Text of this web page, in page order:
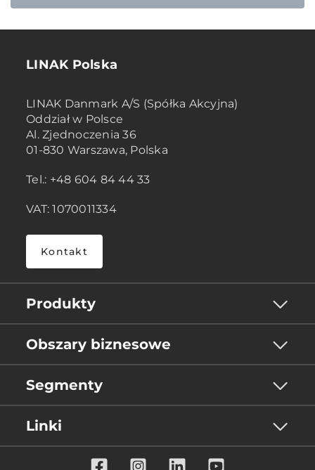
LINAK Polska
LINAK Danmark A/S (Spółka Akcyjna)
Oddział w Polsce
Al. Zjednoczenia 36
01-830 Warszawa, Polska
Tel.: +48 604 84 44 33
VAT: 1070011334
Kontakt
Produkty
Obszary biznesowe
Segmenty
Linki